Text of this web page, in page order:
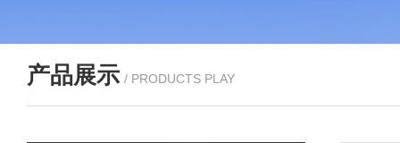
产品展示 / PRODUCTS PLAY